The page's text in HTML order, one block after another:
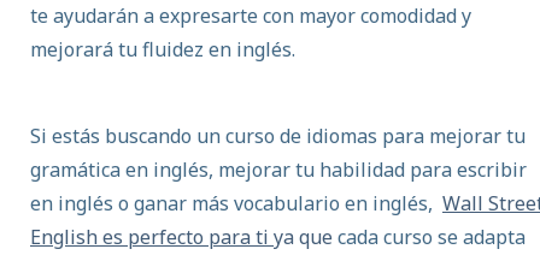
te ayudarán a expresarte con mayor comodidad y
mejorará tufluidez en inglés.
Si estás buscando un curso de idiomas para mejorar tu
gramática en inglés, mejorar tu habilidad para escribir
en inglés o ganar más vocabulario en inglés, Wall
English es perfecto para ti ya que cada curso se adapta